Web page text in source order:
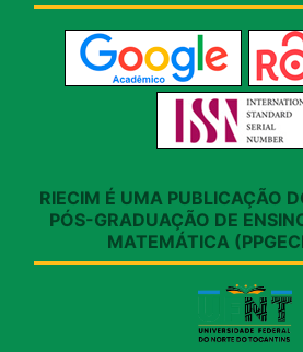
RIECIM É UMA PUBLICAÇÃO
PÓS-GRADUAÇÃO DE
MATEMÁTICA